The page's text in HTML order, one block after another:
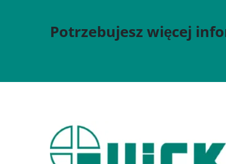
Potrzebujesz więcej